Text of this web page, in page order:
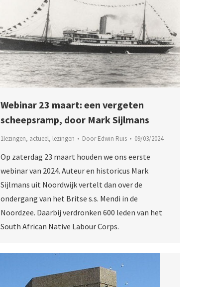
Webinar 23 maart: een vergeten
scheepsramp, door Mark Sijlmans
1lezingen, actueel, lezingen DoorEdwin Ruis 09/03/2024
Op zaterdag 23 maart houden we ons eerste
webinar van 2024. Auteur en historicus Mark
Sijlmans uit Noordwijk vertelt dan over de
ondergang van het Britse s.s. Mendi in de
Noordzee. Daarbij verdronken 600 leden van het
South African Native Labour Corps.